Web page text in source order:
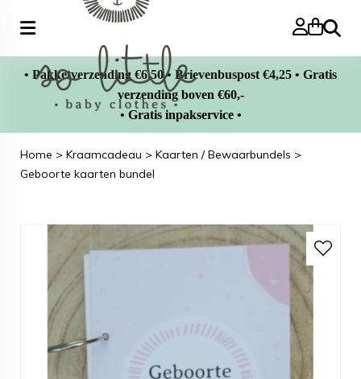
Zoeken
• Pakketverzending €6,50 • Brievenbuspost €4,25 • Gratis
verzending boven €60,-
• Gratis inpakservice •
Home > Kraamcadeau > Kaarten / Bewaarbundels >
Geboorte kaarten bundel